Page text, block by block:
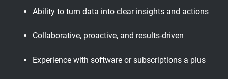
Ability to turn data into clear insights and actions
Collaborative, proactive, and results-driven
Experience with software or subscriptions a plus